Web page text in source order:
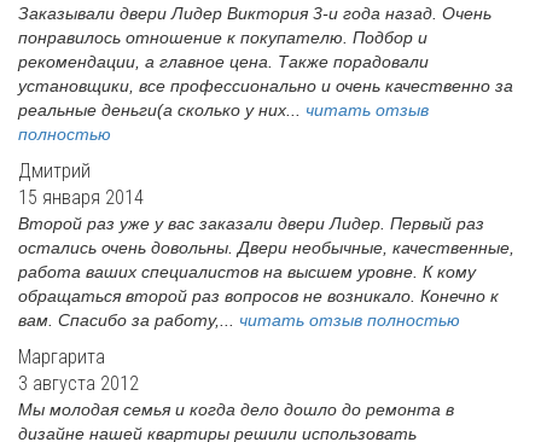
Заказывали двери Лидер Виктория 3-и года назад. Очень
понравилось отношение к покупателю. Подбор и
рекомендации, а главное цена. Также порадовали
установщики, все профессионально и очень качественно за
реальные деньги(а сколько у них... читать отзыв
полностью
Дмитрий
15 января 2014
Второй раз уже у вас заказали двери Лидер. Первый раз
остались очень довольны. Двери необычные, качественные,
работа ваших специалистов на высшем уровне. К кому
обращаться второй раз вопросов не возникало. Конечно к
вам. Спасибо за работу,... читать отзыв полностью
Маргарита
3 августа 2012
Мы молодая семья и когда дело дошло до ремонта в
дизайне нашей квартиры решили использовать